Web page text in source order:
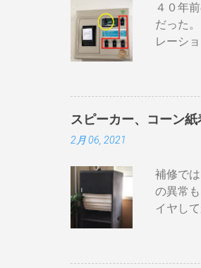
難）。
を測る
を豆に当
ーブル
のBSの
続 BDR
ーブル
力」端
せん。
一つし
配列や
っ直ぐ
４０年
だった
レーシ
iPhone
る工夫
す。 そ
電子レ
す。非
ンペア
いたと
スピーカー、コーン
2月 06, 2021
補修で
の異常
イヤし
リルネ